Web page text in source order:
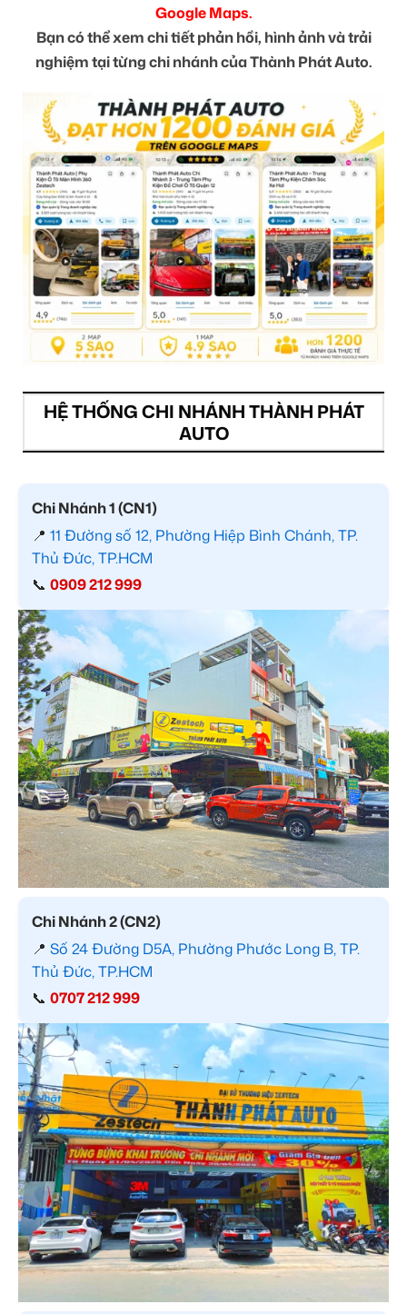
Google Maps.
Bạn có thể xem chi tiết phản hồi, hình ảnh và trải
nghiệm tại từng chi nhánh của Thành Phát Auto.
HỆ THỐNG CHI NHÁNH THÀNH PHÁT
AUTO
Chi Nhánh 1 (CN1)
📍 11 Đường số 12, Phường Hiệp Bình Chánh, TP.
Thủ Đức, TP.HCM
📞 0909 212 999
Chi Nhánh 2 (CN2)
📍 Số 24 Đường D5A, Phường Phước Long B, TP.
Thủ Đức, TP.HCM
📞 0707 212 999